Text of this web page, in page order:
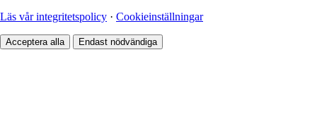
Läs vår integritetspolicy · Cookieinställningar
Acceptera alla Endast nödvändiga